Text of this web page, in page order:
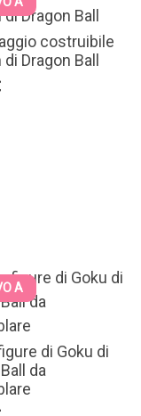
costruibile
di Dragon Ball
A
di Goku di
da